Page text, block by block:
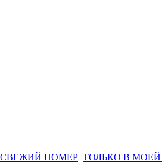
СВЕЖИЙ НОМЕР ТОЛЬКО В МОЕЙ